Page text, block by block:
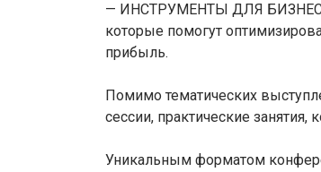
— ИНСТРУМЕНТЫ ДЛЯ БИЗНЕСА
которые помогут
прибыль.
Помимо тематических
сессии, практические
Уникальным форматом